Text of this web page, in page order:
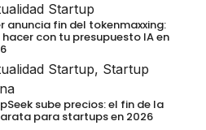
Startup
anuncia fin del tokenmaxxing:
con tu presupuesto IA en
Startup, Startup
sube precios: el fin de la
para startups en 2026